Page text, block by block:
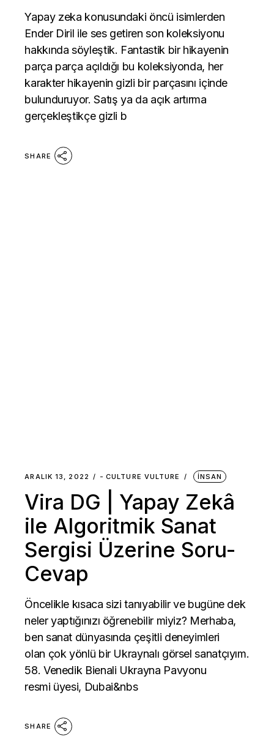
Yapay zeka konusundaki öncü isimlerden
Ender Diril ile ses getiren son koleksiyonu
hakkında söyleştik. Fantastik bir hikayenin
parça parça açıldığı bu koleksiyonda, her
karakter hikayenin gizli bir parçasını içinde
bulunduruyor. Satış ya da açık artırma
gerçekleştikçe gizli b
SHARE
ARALIK 13, 2022 - CULTURE VULTURE İNSAN
Vira DG | Yapay Zekâ
ile Algoritmik Sanat
Sergisi Üzerine Soru-
Cevap
Öncelikle kısaca sizi tanıyabilir ve bugüne dek
neler yaptığınızı öğrenebilir miyiz? Merhaba,
ben sanat dünyasında çeşitli deneyimleri
olan çok yönlü bir Ukraynalı görsel sanatçıyım.
58. Venedik Bienali Ukrayna Pavyonu
resmi üyesi, Dubai&nbs
SHARE